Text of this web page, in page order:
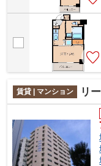
賃貸 | マンション リ